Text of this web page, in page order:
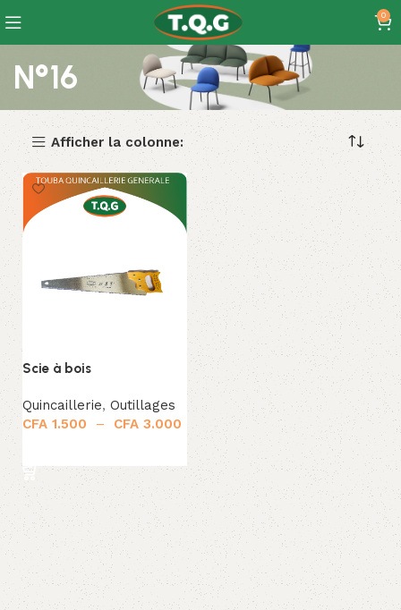
0
N°16
Afficher la colonne:
Scie à bois
Quincaillerie, Outillages
CFA 1.500 – CFA 3.000